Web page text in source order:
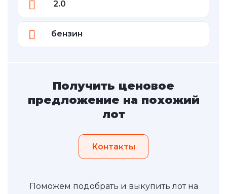
2.0
бензин
Получить ценовое
предложение на похожий
лот
Контакты
Поможем подобрать и выкупить лот на